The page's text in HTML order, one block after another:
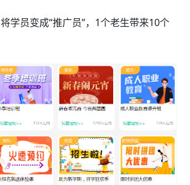
将学员变成“推广员”，1个老生带来10个